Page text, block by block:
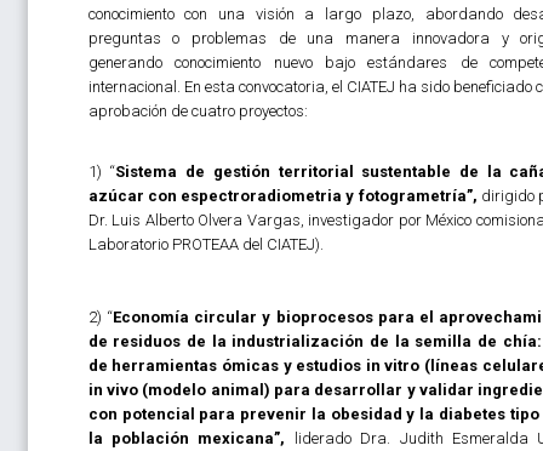
conocimiento con una visión a largo plazo, abordando
preguntas o problemas de una manera innovadora y
generando conocimiento nuevo bajo estándares de
internacional. En esta convocatoria, el CIATEJ ha sido beneficiado
aprobación de cuatro proyectos:
1) “Sistema de gestión territorial sustentable de la
azúcar con espectroradiometria y fotogrametría”, dirigido
Dr. Luis Alberto Olvera Vargas, investigador por México
Laboratorio PROTEAA del CIATEJ).
2) “Economía circular y bioprocesos para el
de residuos de la industrialización de la semilla de chía:
de herramientas ómicas y estudios in vitro (líneas
in vivo (modelo animal) para desarrollar y validar
con potencial para prevenir la obesidad y la diabetes tipo
la población mexicana”, liderado Dra. Judith Esmeralda